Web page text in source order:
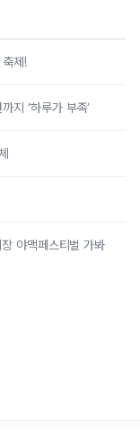
제!
지 ‘하루가 부족’
야맥페스티벌 가봐